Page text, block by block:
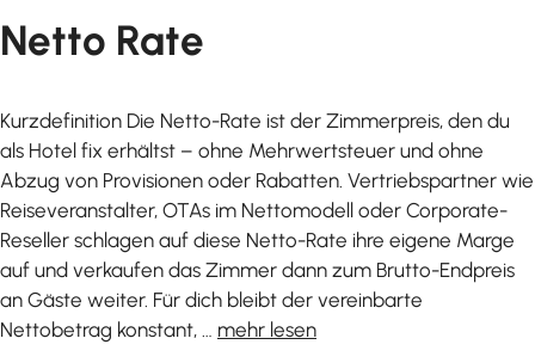
Netto Rate
Kurzdefinition Die Netto-Rate ist der Zimmerpreis, den du
als Hotel fix erhältst – ohne Mehrwertsteuer und ohne
Abzug von Provisionen oder Rabatten. Vertriebspartner wie
Reiseveranstalter, OTAs im Nettomodell oder Corporate-
Reseller schlagen auf diese Netto-Rate ihre eigene Marge
auf und verkaufen das Zimmer dann zum Brutto-Endpreis
an Gäste weiter. Für dich bleibt der vereinbarte
Nettobetrag konstant, … mehr lesen